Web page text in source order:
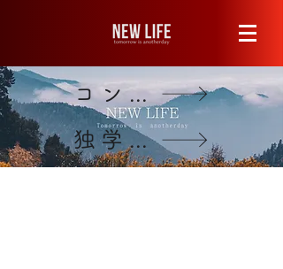
コンサルティング詳細はこちら
独学で身に付けたい方はこちら